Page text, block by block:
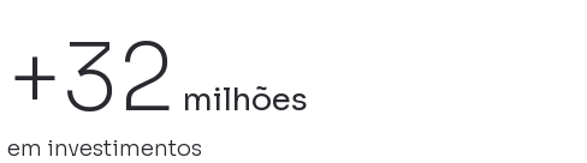
+32 milhões
em investimentos